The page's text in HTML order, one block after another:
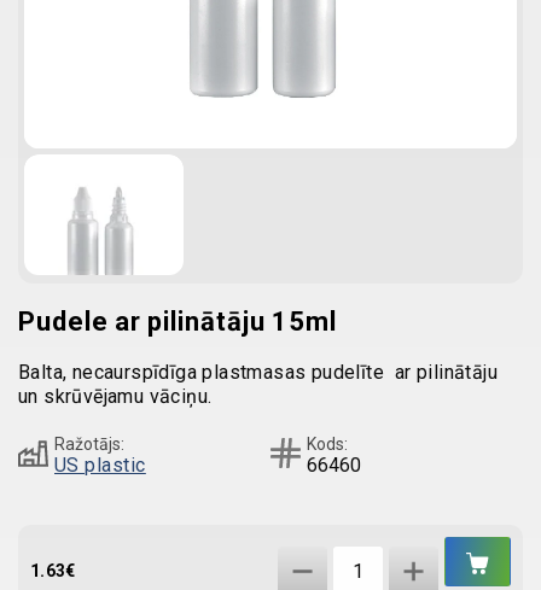
Pudele ar pilinātāju 15ml
Balta, necaurspīdīga plastmasas pudelīte ar pilinātāju
un skrūvējamu vāciņu.
Ražotājs:
US plastic
Kods:
66460
1.63€